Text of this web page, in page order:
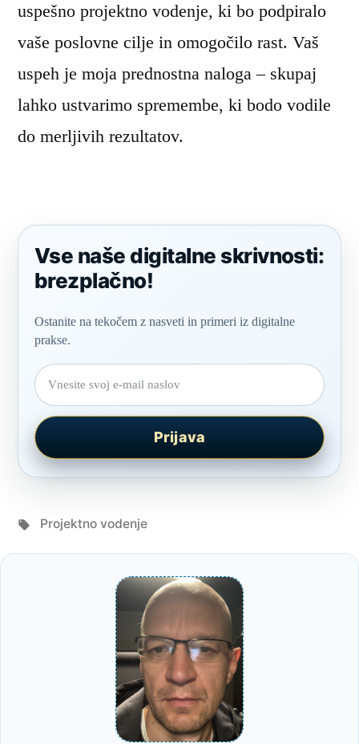
uspešno projektno vodenje, ki bo podpiralo
vaše poslovne cilje in omogočilo rast. Vaš
uspeh je moja prednostna naloga – skupaj
lahko ustvarimo spremembe, ki bodo vodile
do merljivih rezultatov.
Vse naše digitalne skrivnosti:
brezplačno!
Ostanite na tekočem z nasveti in primeri iz digitalne
prakse.
E-
poštni
naslov
Prijava
Tagi:
Projektno vodenje